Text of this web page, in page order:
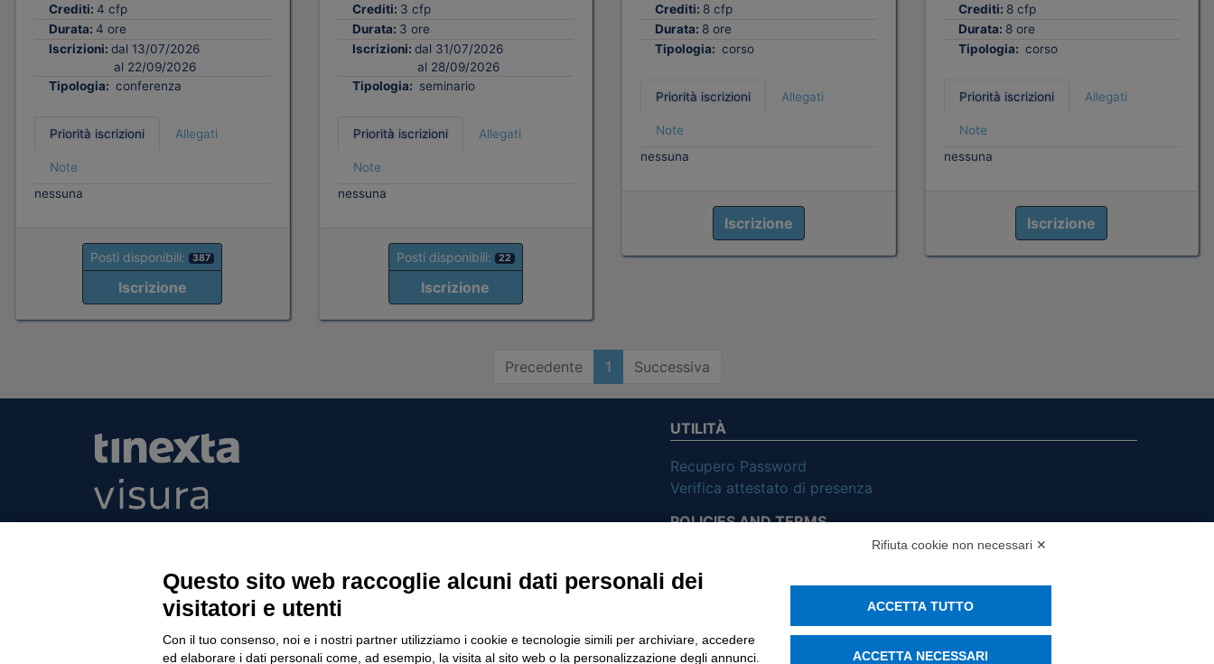
Crediti: 4 cfp
Durata: 4 ore
Iscrizioni: dal 13/07/2026
al 22/09/2026
Tipologia: conferenza
Priorità iscrizioni Allegati
Note
nessuna
Posti disponibili: 387
Iscrizione
Crediti: 3 cfp
Durata: 3 ore
Iscrizioni: dal 31/07/2026
al 28/09/2026
Tipologia: seminario
Priorità iscrizioni Allegati
Note
nessuna
Posti disponibili: 22
Iscrizione
Crediti: 8 cfp
Durata: 8 ore
Tipologia: corso
Priorità iscrizioni Allegati
Note
nessuna
Iscrizione
Crediti: 8 cfp
Durata: 8 ore
Tipologia: corso
Priorità iscrizioni Allegati
Note
nessuna
Iscrizione
Precedente 1 Successiva
Società soggetta alla direzione e coordinamento di Tinexta SpA
P.IVA 05338771008 REA n. 877679
UTILITÀ
Recupero Password
Verifica attestato di presenza
POLICIES AND TERMS
Rifiuta cookie non necessari ✕
Questo sito web raccoglie alcuni dati personali dei
visitatori e utenti
Con il tuo consenso, noi e i nostri partner utilizziamo i cookie e tecnologie simili per archiviare, accedere
ed elaborare i dati personali come, ad esempio, la visita al sito web o la personalizzazione degli annunci.
ACCETTA TUTTO
ACCETTA NECESSARI